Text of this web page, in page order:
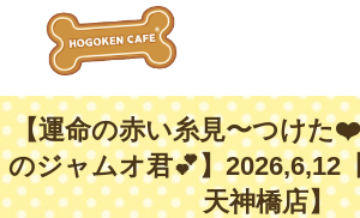
【運命の赤い糸見〜つけた
のジャムオ君💕】2026,6,12
天神橋店】